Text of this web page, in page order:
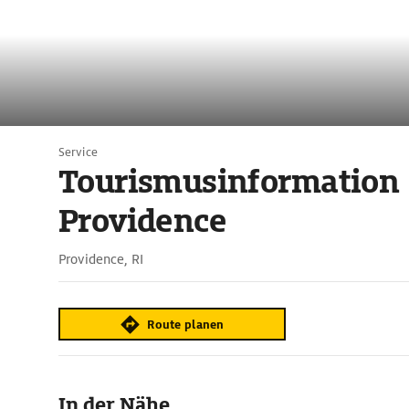
Service
Tourismusinformation
Providence
Providence, RI
Route planen